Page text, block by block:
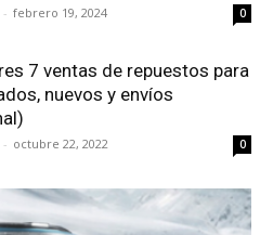
- febrero 19, 2024 0
7 ventas de repuestos para
nuevos y envíos
- octubre 22, 2022 0